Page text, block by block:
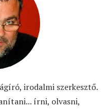
irodalmi szerkesztő.
írni, olvasni,